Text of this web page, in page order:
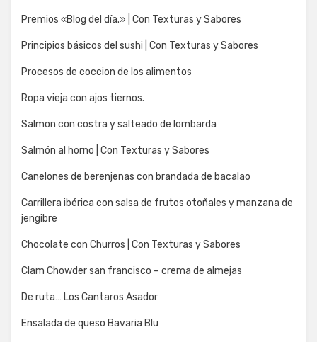
Premios «Blog del día.» | Con Texturas y Sabores
Principios básicos del sushi | Con Texturas y Sabores
Procesos de coccion de los alimentos
Ropa vieja con ajos tiernos.
Salmon con costra y salteado de lombarda
Salmón al horno | Con Texturas y Sabores
Canelones de berenjenas con brandada de bacalao
Carrillera ibérica con salsa de frutos otoñales y manzana de
jengibre
Chocolate con Churros | Con Texturas y Sabores
Clam Chowder san francisco – crema de almejas
De ruta… Los Cantaros Asador
Ensalada de queso Bavaria Blu